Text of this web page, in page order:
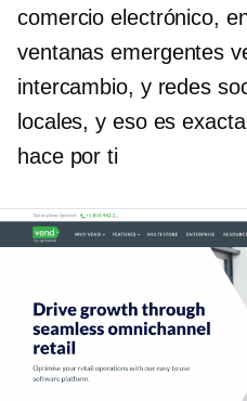
comercio electrónico,
ventanas emergentes
intercambio, y redes
locales, y eso es
hace por ti